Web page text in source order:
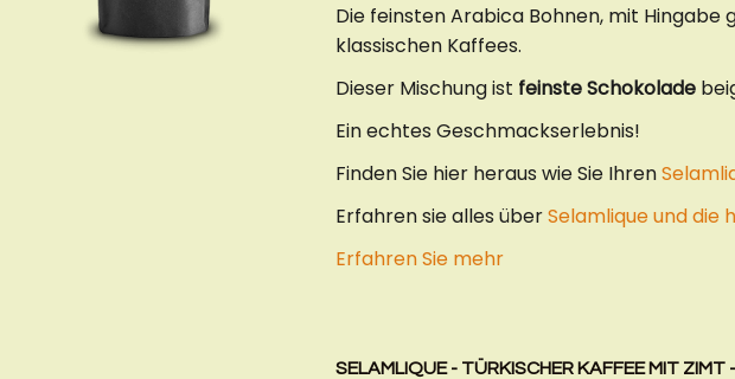
Die feinsten Arabica Bohnen, mit
klassischen Kaffees.
Dieser Mischung ist feinste Schokolade
Ein echtes Geschmackserlebnis!
Finden Sie hier heraus wie Sie Ihren
Erfahren sie alles überSelamlique und die
Erfahren Sie mehr
SELAMLIQUE - TÜRKISCHER KAFFEE MIT ZIMT